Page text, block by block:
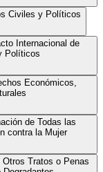
Civiles y Políticos
Internacional de
Políticos
Económicos,
de Todas las
contra la Mujer
Tratos o Penas